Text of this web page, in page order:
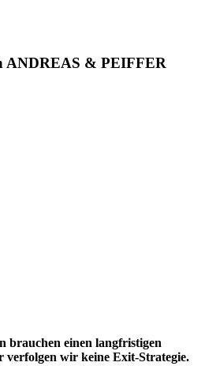
ANDREAS & PEIFFER
brauchen einen langfristigen
verfolgen wir keine Exit-Strategie.